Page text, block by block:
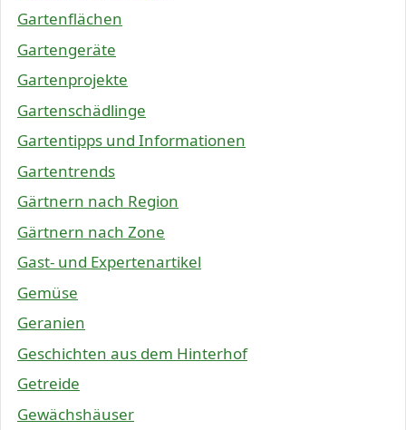
Gartenflächen
Gartengeräte
Gartenprojekte
Gartenschädlinge
Gartentipps und Informationen
Gartentrends
Gärtnern nach Region
Gärtnern nach Zone
Gast- und Expertenartikel
Gemüse
Geranien
Geschichten aus dem Hinterhof
Getreide
Gewächshäuser